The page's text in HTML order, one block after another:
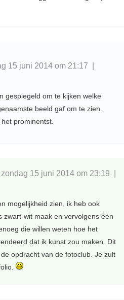
15 juni 2014 om 21:17 |
gespiegeld om te kijken welke
beeld gaf om te zien.
prominentst.
15 juni 2014 om 23:19 |
mogelijkheid zien, ik heb ook
zwart-wit maak en vervolgens één
die willen weten hoe het
dat ik kunst zou maken. Dit
opdracht van de fotoclub. Je zult